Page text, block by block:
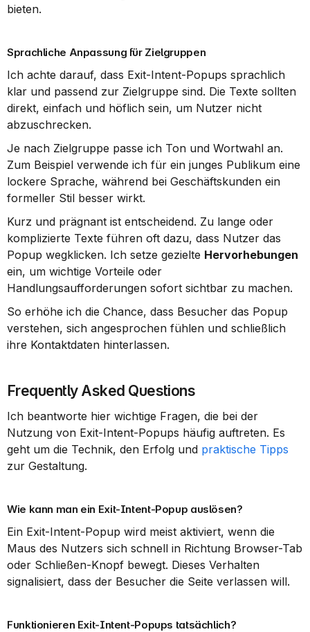
bieten.
Sprachliche Anpassung für Zielgruppen
Ich achte darauf, dass Exit-Intent-Popups sprachlich
klar und passend zur Zielgruppe sind. Die Texte sollten
direkt, einfach und höflich sein, um Nutzer nicht
abzuschrecken.
Je nach Zielgruppe passe ich Ton und Wortwahl an.
Zum Beispiel verwende ich für ein junges Publikum eine
lockere Sprache, während bei Geschäftskunden ein
formeller Stil besser wirkt.
Kurz und prägnant ist entscheidend. Zu lange oder
komplizierte Texte führen oft dazu, dass Nutzer das
Popup wegklicken. Ich setze gezielte Hervorhebungen
ein, um wichtige Vorteile oder
Handlungsaufforderungen sofort sichtbar zu machen.
So erhöhe ich die Chance, dass Besucher das Popup
verstehen, sich angesprochen fühlen und schließlich
ihre Kontaktdaten hinterlassen.
Frequently Asked Questions
Ich beantworte hier wichtige Fragen, die bei der
Nutzung von Exit-Intent-Popups häufig auftreten. Es
geht um die Technik, den Erfolg und praktische Tipps
zur Gestaltung.
Wie kann man ein Exit-Intent-Popup auslösen?
Ein Exit-Intent-Popup wird meist aktiviert, wenn die
Maus des Nutzers sich schnell in Richtung Browser-Tab
oder Schließen-Knopf bewegt. Dieses Verhalten
signalisiert, dass der Besucher die Seite verlassen will.
Funktionieren Exit-Intent-Popups tatsächlich?